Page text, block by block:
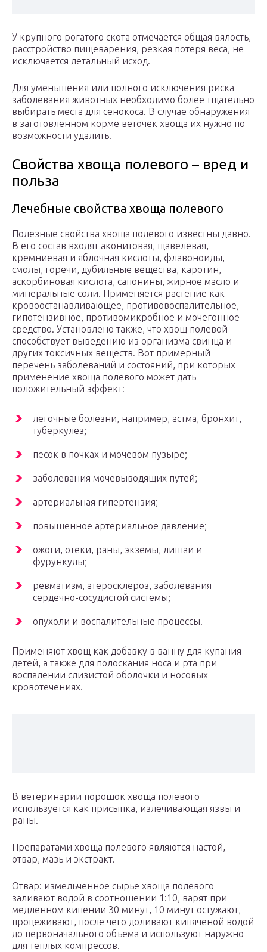
У крупного рогатого скота отмечается общая вялость,
расстройство пищеварения, резкая потеря веса, не
исключается летальный исход.
Для уменьшения или полного исключения риска
заболевания животных необходимо более тщательно
выбирать места для сенокоса. В случае обнаружения
в заготовленном корме веточек хвоща их нужно по
возможности удалить.
Свойства хвоща полевого – вред и
польза
Лечебные свойства хвоща полевого
Полезные свойства хвоща полевого известны давно.
В его состав входят аконитовая, щавелевая,
кремниевая и яблочная кислоты, флавоноиды,
смолы, горечи, дубильные вещества, каротин,
аскорбиновая кислота, сапонины, жирное масло и
минеральные соли. Применяется растение как
кровоостанавливающее, противовоспалительное,
гипотензивное, противомикробное и мочегонное
средство. Установлено также, что хвощ полевой
способствует выведению из организма свинца и
других токсичных веществ. Вот примерный
перечень заболеваний и состояний, при которых
применение хвоща полевого может дать
положительный эффект:
легочные болезни, например, астма, бронхит,
туберкулез;
песок в почках и мочевом пузыре;
заболевания мочевыводящих путей;
артериальная гипертензия;
повышенное артериальное давление;
ожоги, отеки, раны, экземы, лишаи и
фурункулы;
ревматизм, атеросклероз, заболевания
сердечно-сосудистой системы;
опухоли и воспалительные процессы.
Применяют хвощ как добавку в ванну для купания
детей, а также для полоскания носа и рта при
воспалении слизистой оболочки и носовых
кровотечениях.
В ветеринарии порошок хвоща полевого
используется как присыпка, излечивающая язвы и
раны.
Препаратами хвоща полевого являются настой,
отвар, мазь и экстракт.
Отвар: измельченное сырье хвоща полевого
заливают водой в соотношении 1:10, варят при
медленном кипении 30 минут, 10 минут остужают,
процеживают, после чего доливают кипяченой водой
до первоначального объема и используют наружно
для теплых компрессов.